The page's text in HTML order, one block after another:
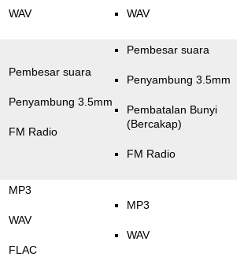
WAV WAV
Pembesar suara
Penyambung 3.5mm
FM Radio
Pembesar suara
Penyambung 3.5mm
Pembatalan Bunyi
(Bercakap)
FM Radio
MP3
WAV
FLAC
MP3
WAV